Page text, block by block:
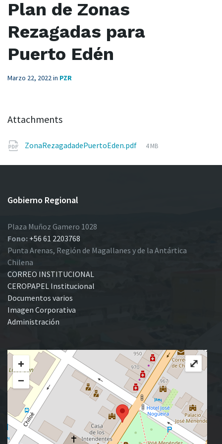
Plan de Zonas
Rezagadas para
Puerto Edén
Marzo 22, 2022in PZR
Attachments
ZonaRezagadadePuertoEden.pdf
File
4 MB
Gobierno Regional
Plaza Muñoz Gamero 1028
Fono: +56 61 2203768
Punta Arenas, Región de Magallanes y de la Antártica
Chilena
CORREO INSTITUCIONAL
CEROPAPEL Institucional
Documentos varios
Imagen Corporativa
Administración
+
−
⤢